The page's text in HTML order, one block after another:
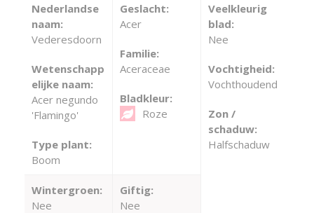
Nederlandse
naam:
Vederesdoorn
Wetenschapp
elijke naam:
Acer negundo
'Flamingo'
Type plant:
Boom
Geslacht:
Acer
Familie:
Aceraceae
Bladkleur:
Roze
Veelkleurig
blad:
Nee
Vochtigheid:
Vochthoudend
Zon /
schaduw:
Halfschaduw
Wintergroen:
Nee
Giftig:
Nee